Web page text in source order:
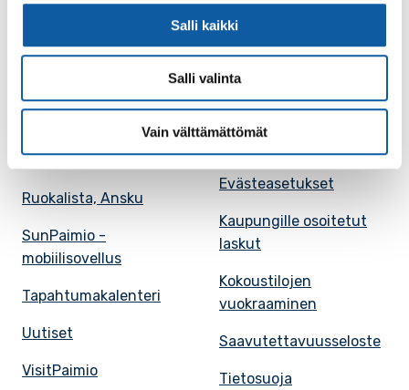
Salli kaikki
Salli valinta
Vain välttämättömät
Tietoa Paimiosta
Karttapalvelu
Paimion mediapankki
Ruokalistat, ISS
Ruokalista, Ansku
SunPaimio -
mobiilisovellus
Tapahtumakalenteri
Uutiset
VisitPaimio
Palvelupiste
Asiakirjojen
julkisuuskuvaus
Evästeasetukset
Kaupungille osoitetut
laskut
Kokoustilojen
vuokraaminen
Saavutettavuusseloste
Tietosuoja